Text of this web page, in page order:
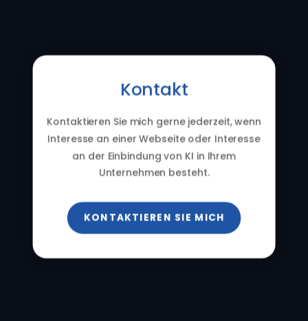
Kontakt
Kontaktieren Sie mich gerne jederzeit, wenn
Interesse an einer Webseite oder Interesse
an der Einbindung von KI in Ihrem
Unternehmen besteht.
KONTAKTIEREN SIE MICH